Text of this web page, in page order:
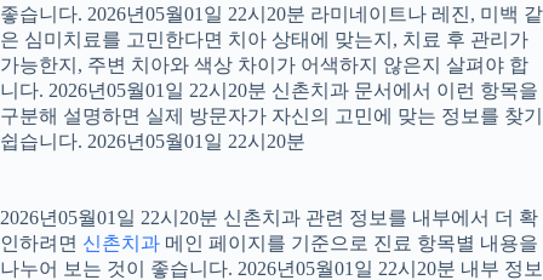
좋습니다. 2026년05월01일 22시20분 라미네이트나 레진, 미백 같
은 심미치료를 고민한다면 치아 상태에 맞는지, 치료 후 관리가
가능한지, 주변 치아와 색상 차이가 어색하지 않은지 살펴야 합
니다. 2026년05월01일 22시20분 신촌치과 문서에서 이런 항목을
구분해 설명하면 실제 방문자가 자신의 고민에 맞는 정보를 찾기
쉽습니다. 2026년05월01일 22시20분
2026년05월01일 22시20분 신촌치과 관련 정보를 내부에서 더 확
인하려면 신촌치과 메인 페이지를 기준으로 진료 항목별 내용을
나누어 보는 것이 좋습니다. 2026년05월01일 22시20분 내부 정보